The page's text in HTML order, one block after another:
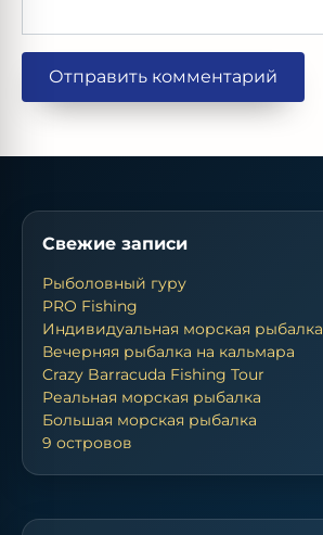
Свежие записи
Рыболовный гуру
PRO Fishing
Индивидуальная морская рыбалка
Вечерняя рыбалка на кальмара
Crazy Barracuda Fishing Tour
Реальная морская рыбалка
Большая морская рыбалка
9 островов